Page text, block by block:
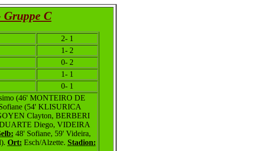
C
2- 1
1- 2
0- 2
1- 1
0- 1
(46' MONTEIRO DE
(54' KLISURICA
Clayton, BERBERI
Diego, VIDEIRA
48' Sofiane, 59' Videira,
Ort: Esch/Alzette. Stadion: